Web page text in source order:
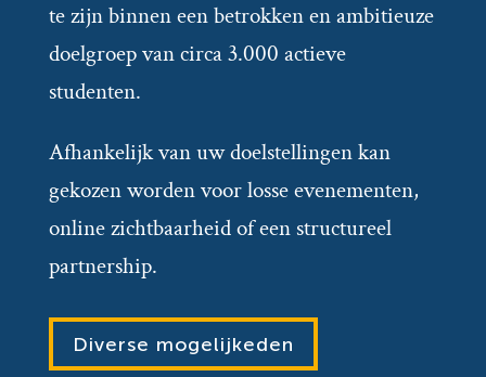
te zijn binnen een betrokken en ambitieuze
doelgroep van circa 3.000 actieve
studenten.
Afhankelijk van uw doelstellingen kan
gekozen worden voor losse evenementen,
online zichtbaarheid of een structureel
partnership.
Diverse mogelijkeden